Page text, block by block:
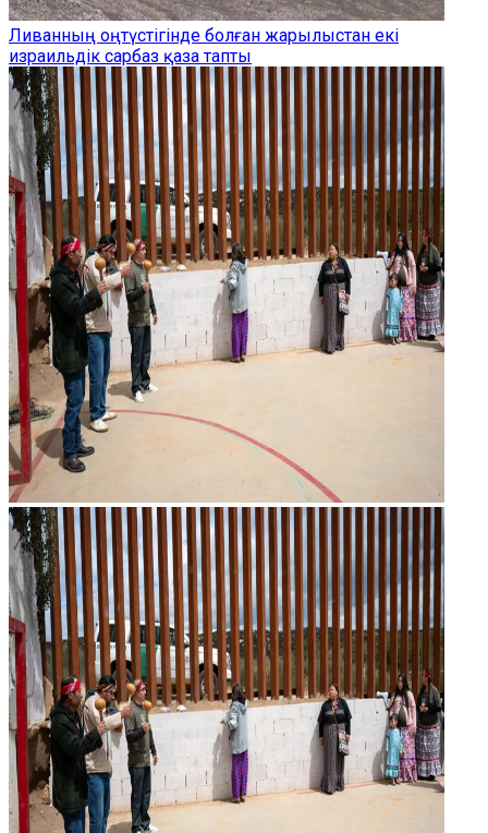
Ливанның оңтүстігінде болған жарылыстан екі
израильдік сарбаз қаза тапты